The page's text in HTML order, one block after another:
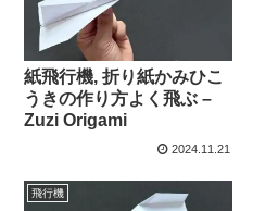
紙飛行機, 折り紙かみひこ
うきの作り方よく飛ぶ –
Zuzi Origami
2024.11.21
飛行機